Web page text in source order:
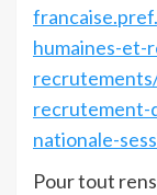
humaines-
recrutement-
nationale-
Pour tout